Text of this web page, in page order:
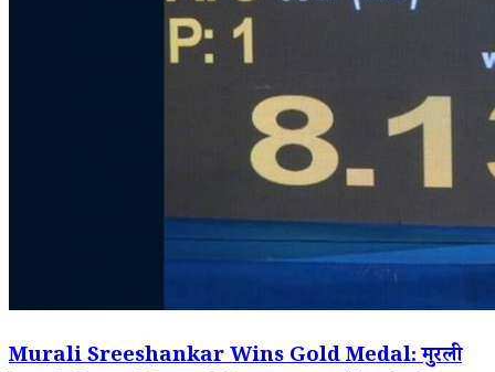
Murali Sreeshankar Wins Gold Medal: मुरली